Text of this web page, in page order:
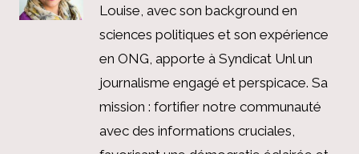
Louise, avec son background en
sciences politiques et son expérience
en ONG, apporte à Syndicat Unl un
journalisme engagé et perspicace. Sa
mission : fortifier notre communauté
avec des informations cruciales,